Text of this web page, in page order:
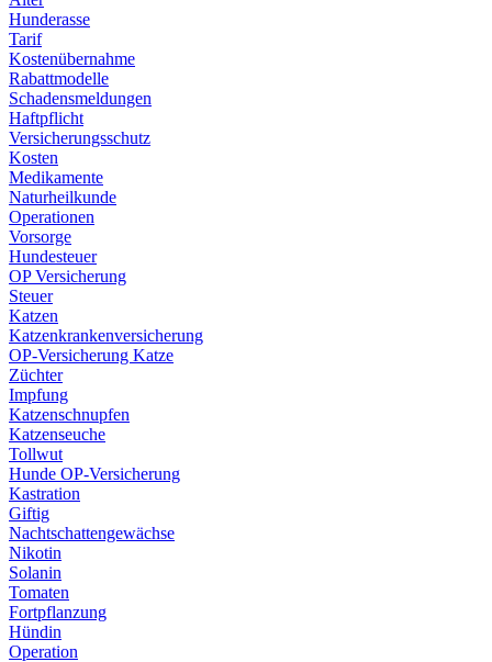
Hunderasse
Tarif
Kostenübernahme
Rabattmodelle
Schadensmeldungen
Haftpflicht
Versicherungsschutz
Kosten
Medikamente
Naturheilkunde
Operationen
Vorsorge
Hundesteuer
OP Versicherung
Steuer
Katzen
Katzenkrankenversicherung
OP-Versicherung Katze
Züchter
Impfung
Katzenschnupfen
Katzenseuche
Tollwut
Hunde OP-Versicherung
Kastration
Giftig
Nachtschattengewächse
Nikotin
Solanin
Tomaten
Fortpflanzung
Hündin
Operation